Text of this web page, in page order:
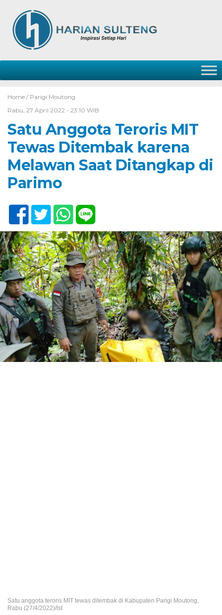
Home / Parigi Moutong
Rabu, 27 April 2022 - 23:10 WIB
Satu Anggota Teroris MIT
Tewas Ditembak karena
Melawan Saat Ditangkap di
Parimo
Satu anggota teroris MIT tewas ditembak di Kabupaten Parigi Moutong,
Rabu (27/4/2022)/Ist